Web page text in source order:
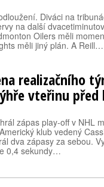
Diváci na
na další
Oilers měli
měli jiný plán. A Reill…
realizačního
vteřinu před
zápas play-off v NHL
klub vedený
dva zápasy za sebou.
0,4 sekundy…